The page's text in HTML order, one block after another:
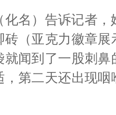
名）告诉记者，
（亚克力徽章
闻到了一股刺
第二天还出现